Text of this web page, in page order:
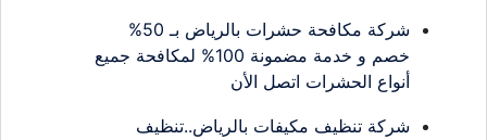
شركة مكافحة حشرات بالرياض بـ 50%
خصم و خدمة مضمونة 100% لمكافحة جميع
أنواع الحشرات اتصل الأن
شركة تنظيف مكيفات بالرياض..تنظيف